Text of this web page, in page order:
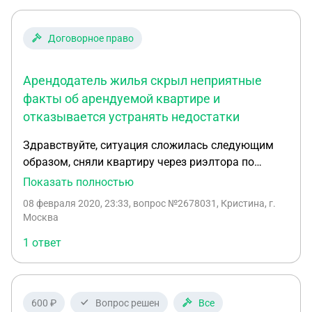
Договорное право
Арендодатель жилья скрыл неприятные
факты об арендуемой квартире и
отказывается устранять недостатки
Здравствуйте, ситуация сложилась следующим
образом, сняли квартиру через риэлтора по
договору на год, при въезде хозяйка умолчала
на первом этаже и все прелести ремонта каждый
про сломанную кровать и стиральную машину.
Всё стало проясняться во время проживания. В
итоге мы постоянно просили решить хотя бы
вопрос с постоянным шумом, на что спустя 4
Показать полностью
08 февраля 2020, 23:33, вопрос №2678031, Кристина, г.
Москва
1 ответ
600 ₽ Вопрос решен Все